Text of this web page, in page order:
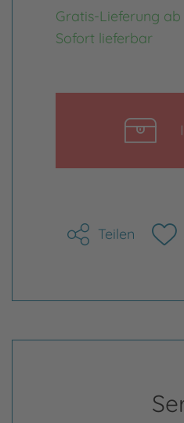
Bild
Gratis-Lieferung ab
Sofort lieferbar
Teilen